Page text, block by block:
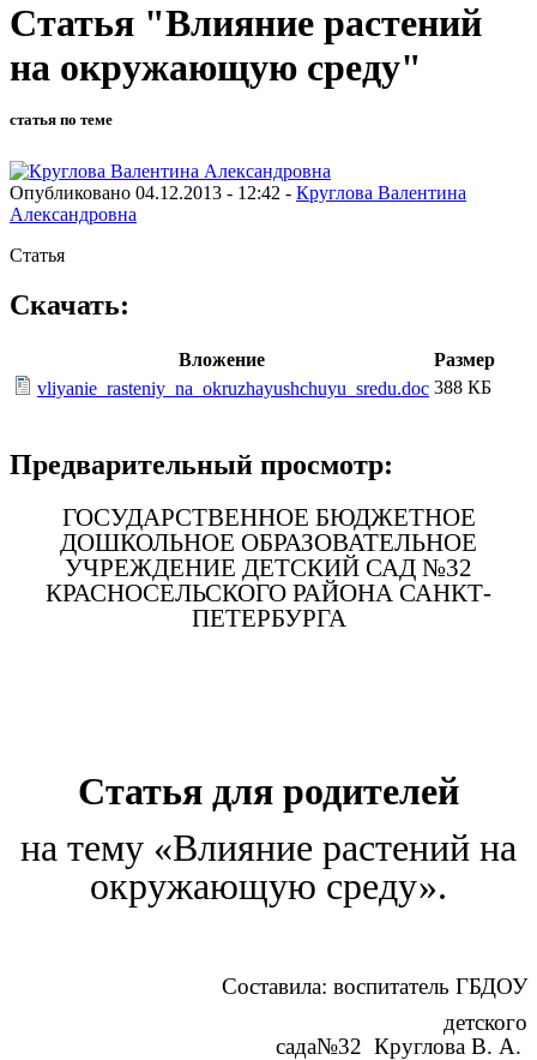
Статья "Влияние растений
на окружающую среду"
статья по теме
Опубликовано 04.12.2013 - 12:42 - Круглова Валентина
Александровна
Статья
Скачать:
Вложение
Размер
vliyanie_rasteniy_na_okruzhayushchuyu_sredu.doc 388 КБ
Предварительный просмотр:
ГОСУДАРСТВЕННОЕ БЮДЖЕТНОЕ
ДОШКОЛЬНОЕ ОБРАЗОВАТЕЛЬНОЕ
УЧРЕЖДЕНИЕ ДЕТСКИЙ САД №32
КРАСНОСЕЛЬСКОГО РАЙОНА САНКТ-
ПЕТЕРБУРГА
Статья для родителей
на тему «Влияние растений на
окружающую среду».
Составила: воспитатель ГБДОУ
детского
сада№32 Круглова В. А.